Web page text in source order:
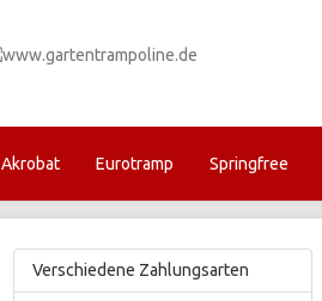
Akrobat Eurotramp Springfree
Verschiedene Zahlungsarten